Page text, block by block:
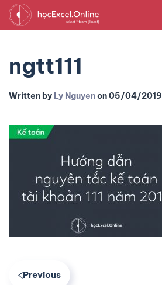
ngtt111
Written by Ly Nguyenon05/04/2019
Previous